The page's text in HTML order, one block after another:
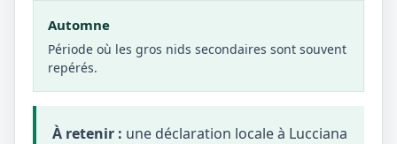
Automne
Période où les gros nids secondaires sont souvent
repérés.
À retenir : une déclaration locale à Lucciana